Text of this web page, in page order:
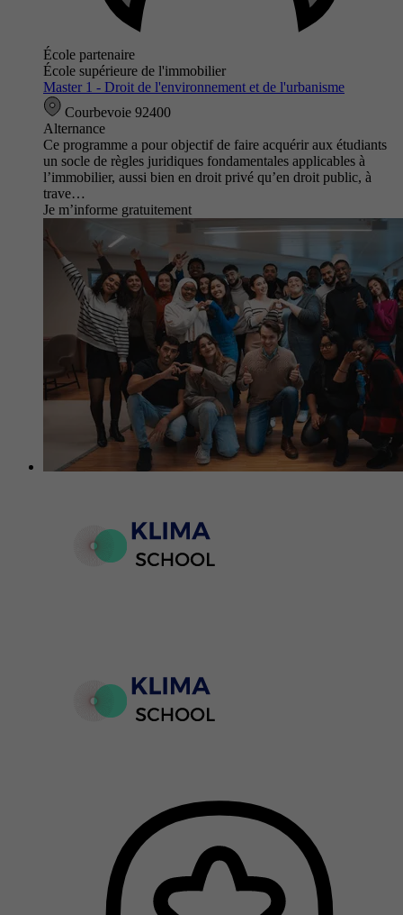
École partenaire
École supérieure de l'immobilier
Master 1 - Droit de l'environnement et de l'urbanisme
Courbevoie 92400
Alternance
Ce programme a pour objectif de faire acquérir aux étudiants
un socle de règles juridiques fondamentales applicables à
l’immobilier, aussi bien en droit privé qu’en droit public, à
trave…
Je m’informe gratuitement